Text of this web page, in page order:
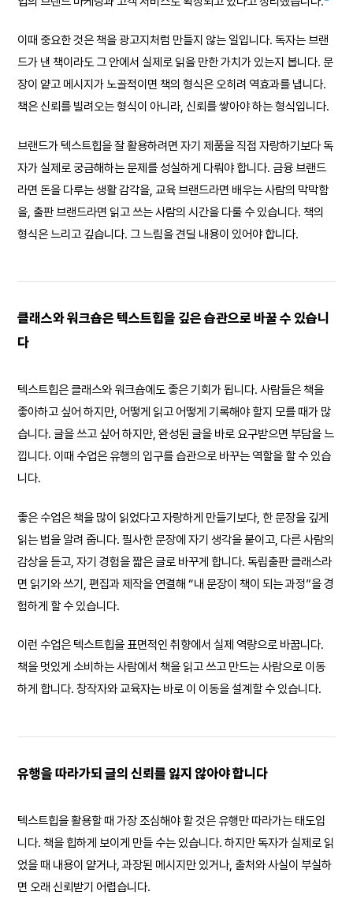
이때 중요한 것은 책을 광고지처럼 만들지 않는 일입니다. 독자는 브랜
드가 낸 책이라도 그 안에서 실제로 읽을 만한 가치가 있는지 봅니다. 문
장이 얕고 메시지가 노골적이면 책의 형식은 오히려 역효과를 냅니다.
책은 신뢰를 빌려오는 형식이 아니라, 신뢰를 쌓아야 하는 형식입니다.
브랜드가 텍스트힙을 잘 활용하려면 자기 제품을 직접 자랑하기보다 독
자가 실제로 궁금해하는 문제를 성실하게 다뤄야 합니다. 금융 브랜드
라면 돈을 다루는 생활 감각을, 교육 브랜드라면 배우는 사람의 막막함
을, 출판 브랜드라면 읽고 쓰는 사람의 시간을 다룰 수 있습니다. 책의
형식은 느리고 깊습니다. 그 느림을 견딜 내용이 있어야 합니다.
클래스와 워크숍은 텍스트힙을 깊은 습관으로 바꿀 수 있습니
다
텍스트힙은 클래스와 워크숍에도 좋은 기회가 됩니다. 사람들은 책을
좋아하고 싶어 하지만, 어떻게 읽고 어떻게 기록해야 할지 모를 때가 많
습니다. 글을 쓰고 싶어 하지만, 완성된 글을 바로 요구받으면 부담을 느
낍니다. 이때 수업은 유행의 입구를 습관으로 바꾸는 역할을 할 수 있습
니다.
좋은 수업은 책을 많이 읽었다고 자랑하게 만들기보다, 한 문장을 깊게
읽는 법을 알려 줍니다. 필사한 문장에 자기 생각을 붙이고, 다른 사람의
감상을 듣고, 자기 경험을 짧은 글로 바꾸게 합니다. 독립출판 클래스라
면 읽기와 쓰기, 편집과 제작을 연결해 “내 문장이 책이 되는 과정”을 경
험하게 할 수 있습니다.
이런 수업은 텍스트힙을 표면적인 취향에서 실제 역량으로 바꿉니다.
책을 멋있게 소비하는 사람에서 책을 읽고 쓰고 만드는 사람으로 이동
하게 합니다. 창작자와 교육자는 바로 이 이동을 설계할 수 있습니다.
유행을 따라가되 글의 신뢰를 잃지 않아야 합니다
텍스트힙을 활용할 때 가장 조심해야 할 것은 유행만 따라가는 태도입
니다. 책을 힙하게 보이게 만들 수는 있습니다. 하지만 독자가 실제로 읽
었을 때 내용이 얕거나, 과장된 메시지만 있거나, 출처와 사실이 부실하
면 오래 신뢰받기 어렵습니다.